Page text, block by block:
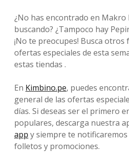
¿No has encontrado en Makro
buscando? ¿Tampoco hay
¡No te preocupes! Busca otros
ofertas especiales de esta
estas tiendas .
En Kimbino.pe, puedes
general de las ofertas
días. Si deseas ser el primero
populares, descarga nuestra
app y siempre te
folletos y promociones.